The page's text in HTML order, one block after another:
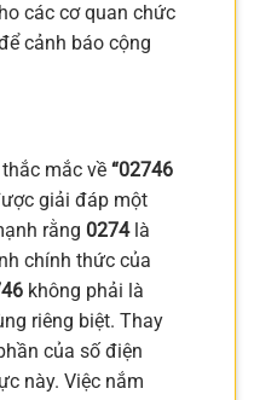
các cơ quan chức
cảnh báo cộng
mắc về “02746
giải đáp một
rằng 0274là
chính thức của
không phải là
riêng biệt. Thay
của số điện
này. Việc nắm